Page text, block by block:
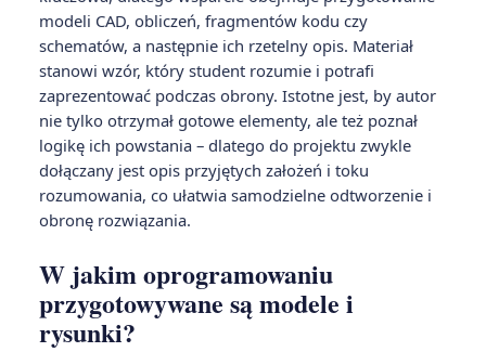
modeli CAD, obliczeń, fragmentów kodu czy
schematów, a następnie ich rzetelny opis. Materiał
stanowi wzór, który student rozumie i potrafi
zaprezentować podczas obrony. Istotne jest, by autor
nie tylko otrzymał gotowe elementy, ale też poznał
logikę ich powstania – dlatego do projektu zwykle
dołączany jest opis przyjętych założeń i toku
rozumowania, co ułatwia samodzielne odtworzenie i
obronę rozwiązania.
W jakim oprogramowaniu
przygotowywane są modele i
rysunki?